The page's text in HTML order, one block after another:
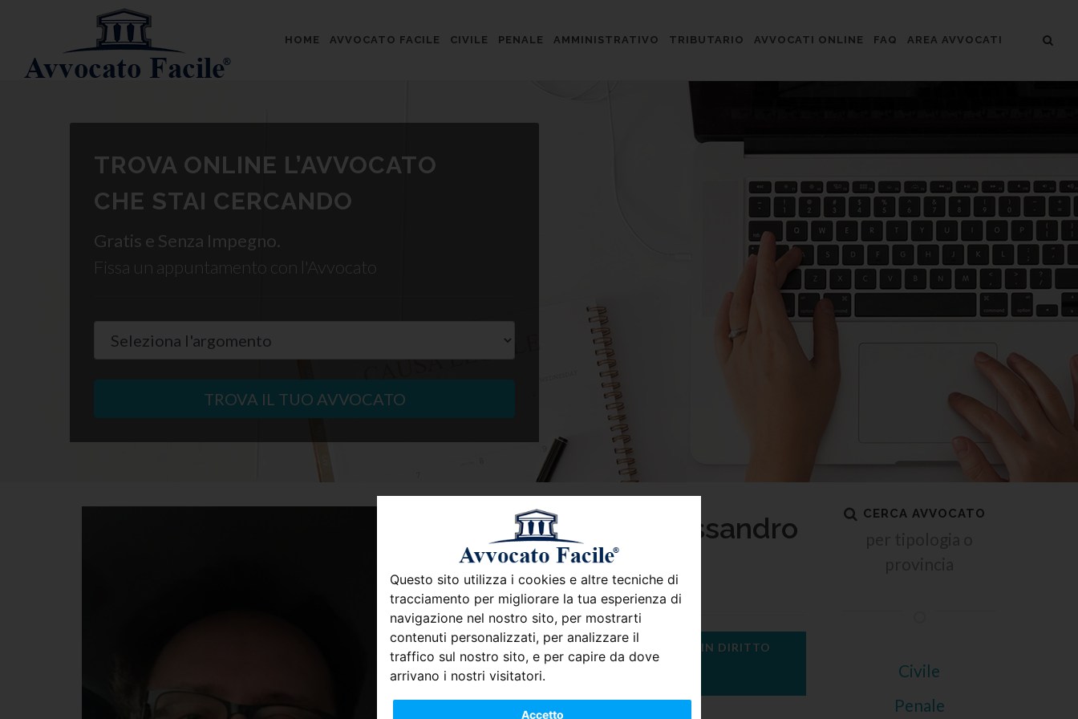
Questo sito utilizza i cookies e altre tecniche di
tracciamento per migliorare la tua esperienza di
navigazione nel nostro sito, per mostrarti
contenuti personalizzati, per analizzare il
traffico sul nostro sito, e per capire da dove
arrivano i nostri visitatori.
Accetto
HOME AVVOCATO FACILE CIVILE PENALE AMMINISTRATIVO TRIBUTARIO AVVOCATI ONLINE FAQ AREA AVVOCATI
TROVA ONLINE L’AVVOCATO
CHE STAI CERCANDO
Gratis e Senza Impegno.
Fissa un appuntamento con l'Avvocato
TROVA IL TUO AVVOCATO
Avv. Savarino Alessandro
Diritto Civile
CONTATTA GRATIS UN ESPERTO IN DIRITTO
CERCA AVVOCATO
Civile
Penale